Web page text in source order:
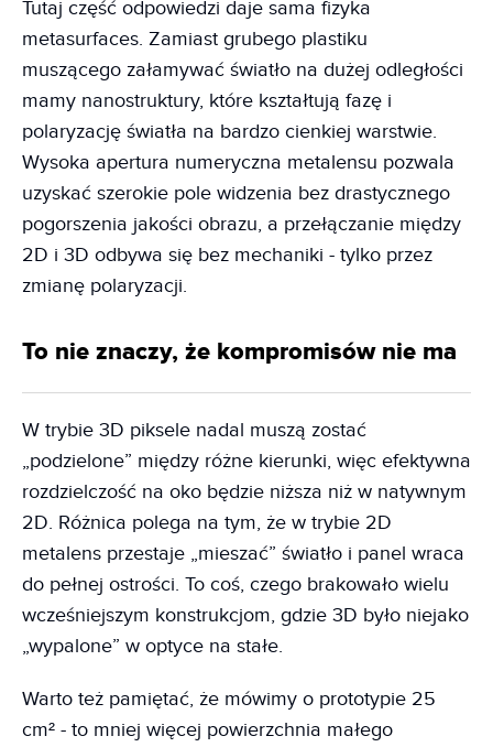
Tutaj część odpowiedzi daje sama fizyka
metasurfaces. Zamiast grubego plastiku
muszącego załamywać światło na dużej odległości
mamy nanostruktury, które kształtują fazę i
polaryzację światła na bardzo cienkiej warstwie.
Wysoka apertura numeryczna metalensu pozwala
uzyskać szerokie pole widzenia bez drastycznego
pogorszenia jakości obrazu, a przełączanie między
2D i 3D odbywa się bez mechaniki - tylko przez
zmianę polaryzacji.
To nie znaczy, że kompromisów nie ma
W trybie 3D piksele nadal muszą zostać
„podzielone” między różne kierunki, więc efektywna
rozdzielczość na oko będzie niższa niż w natywnym
2D. Różnica polega na tym, że w trybie 2D
metalens przestaje „mieszać” światło i panel wraca
do pełnej ostrości. To coś, czego brakowało wielu
wcześniejszym konstrukcjom, gdzie 3D było niejako
„wypalone” w optyce na stałe.
Warto też pamiętać, że mówimy o prototypie 25
cm² - to mniej więcej powierzchnia małego